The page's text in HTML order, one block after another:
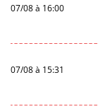
07/08 à 16:00
07/08 à 15:31